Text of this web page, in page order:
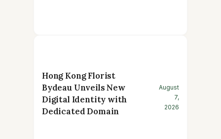
Hong Kong Florist
Bydeau Unveils New
Digital Identity with
Dedicated Domain
August
7,
2026